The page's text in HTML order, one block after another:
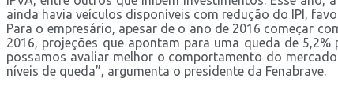
ainda havia veículos disponíveis com redução do IPI,
Para o empresário, apesar de o ano de 2016 começar
2016, projeções que apontam para uma queda de
possamos avaliar melhor o comportamento do
níveis de queda”, argumenta o presidente da Fenabrave.